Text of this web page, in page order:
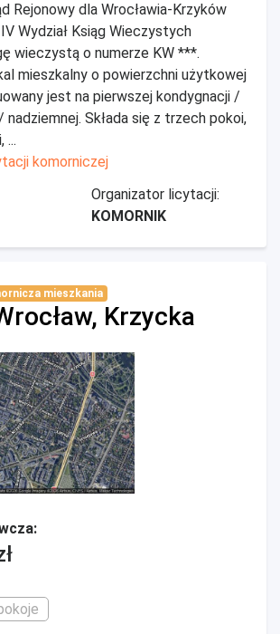
Rejonowy dla Wrocławia-Krzyków
Wydział Ksiąg Wieczystych
wieczystą o numerze KW ***.
mieszkalny o powierzchni użytkowej
jest na pierwszej kondygnacji /
Składa się z trzech pokoi,
...
komorniczej
Organizator licytacji:
KOMORNIK
mieszkania
Krzycka